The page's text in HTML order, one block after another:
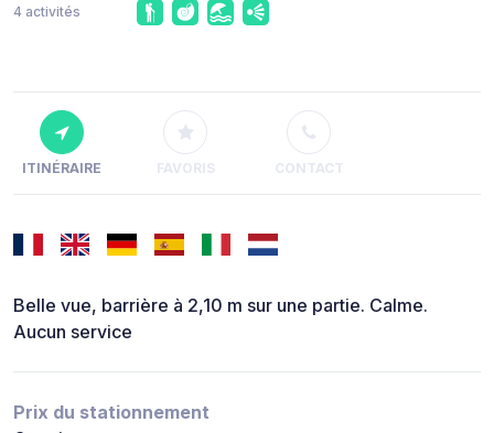
4 activités
ITINÉRAIRE FAVORIS CONTACT
Belle vue, barrière à 2,10 m sur une partie. Calme.
Aucun service
Prix du stationnement